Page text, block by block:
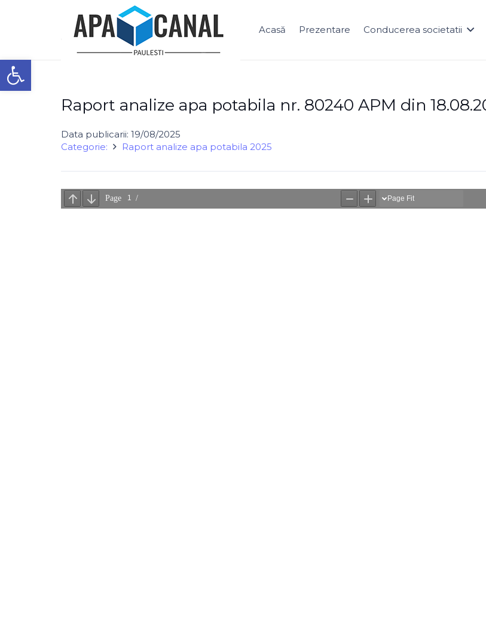
Deschide bara de unelte
S.C. APĂ – CANAL PĂULEȘTI S.R.L. Acasă Prezentare Conducerea societatii
Raport analize apa potabila nr. 80240 APM din
Data publicarii: 19/08/2025
Categorie:
Raport analize apa potabila 2025